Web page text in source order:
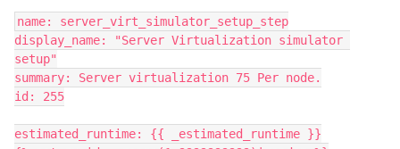
name: server_virt_simulator_setup_step
display_name: "Server Virtualization simulator
setup"
summary: Server virtualization 75 Per node.
id: 255
estimated_runtime: {{ _estimated_runtime }}